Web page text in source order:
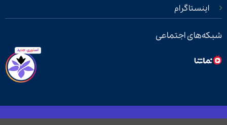
اینستاگرام
شبکه‌های اجتماعی